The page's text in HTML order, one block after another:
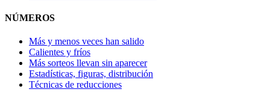
NÚMEROS
Más y menos veces han salido
Calientes y fríos
Más sorteos llevan sin aparecer
Estadísticas, figuras, distribución
Técnicas de reducciones